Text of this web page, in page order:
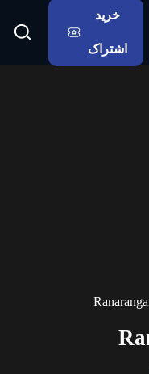
خرید
اشتراک